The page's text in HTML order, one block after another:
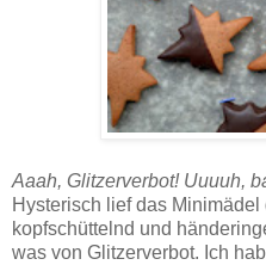
Aaah, Glitzerverbot! Uuuuh,
Hysterisch lief das
kopfschüttelnd und
was von Glitzerverbot. Ich